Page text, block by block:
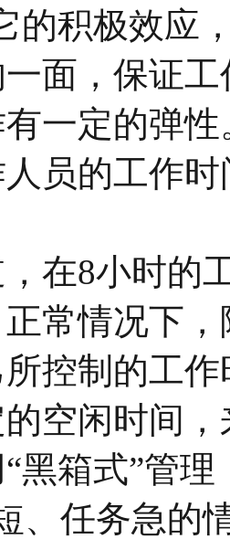
的积极效应
面，保证
一定的弹性
员的工作
在8小时的
常情况下
控制的工
空闲时间
黑箱式”管理
、任务急的